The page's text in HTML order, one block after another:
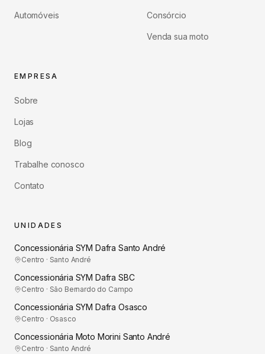
Automóveis Consórcio
Venda sua moto
EMPRESA
Sobre
Lojas
Blog
Trabalhe conosco
Contato
UNIDADES
Concessionária SYM Dafra Santo André
Centro · Santo André
Concessionária SYM Dafra SBC
Centro · São Bernardo do Campo
Concessionária SYM Dafra Osasco
Centro · Osasco
Concessionária Moto Morini Santo André
Centro · Santo André